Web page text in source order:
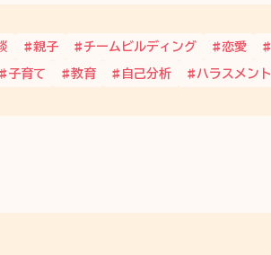
親子 チームビルディング 恋愛
子育て 教育 自己分析 ハラスメント